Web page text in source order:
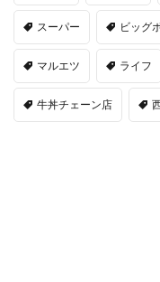
スーパー ビッグ
マルエツ ライフ
牛丼チェーン店